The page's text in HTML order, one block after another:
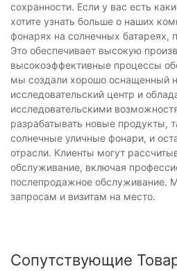
сохранности. Если у вас есть
хотите узнать больше о наших
фонарях на солнечных батареях,
Это обеспечивает высокую
высокоэффективные процессы
мы создали хорошо оснащенный
исследовательский центр и
исследовательскими
разрабатывать новые продукты,
солнечные уличные фонари, и
отрасли. Клиенты могут
обслуживание, включая
послепродажное
запросам и визитам на место.
Сопутствующие